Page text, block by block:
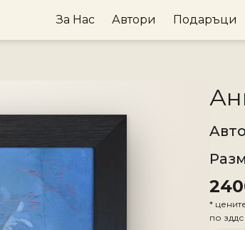
За Нас Автори Подаръци
*
по